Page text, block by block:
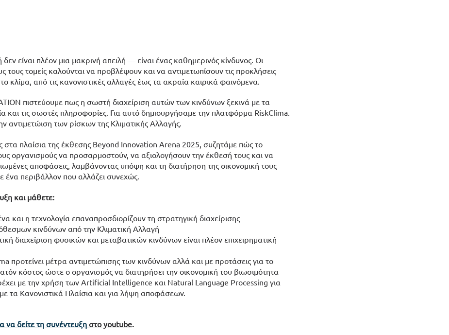
είναι πλέον μια μακρινή απειλή — είναι ένας καθημερινός κίνδυνος. Οι
τους τομείς καλούνται να προβλέψουν και να αντιμετωπίσουν τις προκλήσεις
κλίμα, από τις κανονιστικές αλλαγές έως τα ακραία καιρικά φαινόμενα.
πιστεύουμε πως η σωστή διαχείριση αυτών των κινδύνων ξεκινά με τα
και τις σωστές πληροφορίες. Για αυτό δημιουργήσαμε την πλατφόρμα RiskClima.
αντιμετώιση των ρίσκων της Κλιματικής Αλλαγής.
στα πλαίσια της έκθεσης Beyond Innovation Arena 2025, συζητάμε πώς το
οργανισμούς να προσαρμοστούν, να αξιολογήσουν την έκθεσή τους και να
αποφάσεις, λαμβάνοντας υπόψη και τη διατήρηση της οικονομική τους
ένα περιβάλλον που αλλάζει συνεχώς.
και μάθετε:
και η τεχνολογία επαναπροσδιορίζουν τη στρατηγική διαχείρισης
κινδύνων από την Κλιματική Αλλαγή
διαχείριση φυσικών και μεταβατικών κινδύνων είναι πλέον επιχειρηματική
προτείνει μέτρα αντιμετώπισης των κινδύνων αλλά και με προτάσεις για το
κόστος ώστε ο οργανισμός να διατηρήσει την οικονομική του βιωσιμότητα
με την χρήση των Artificial Intelligence και Natural Language Processing για
τα Κανονιστικά Πλαίσια και για λήψη αποφάσεων.
να δείτε τη συνέντευξη στο youtube.